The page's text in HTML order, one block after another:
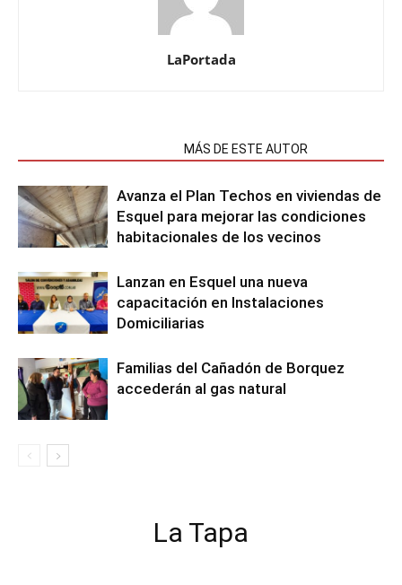
LaPortada
MÁS DE ESTE AUTOR
Avanza el Plan Techos en viviendas de
Esquel para mejorar las condiciones
habitacionales de los vecinos
Lanzan en Esquel una nueva
capacitación en Instalaciones
Domiciliarias
Familias del Cañadón de Borquez
accederán al gas natural
La Tapa